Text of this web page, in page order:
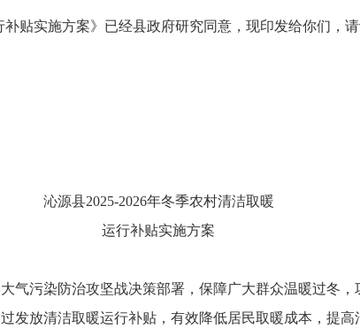
补贴实施方案》已经县政府研究同意，现印发给你们，请
沁源县2025-2026年冬季农村清洁取暖
运行补贴实施方案
气污染防治攻坚战决策部署，保障广大群众温暖过冬
发放清洁取暖运行补贴，有效降低居民取暖成本，提高